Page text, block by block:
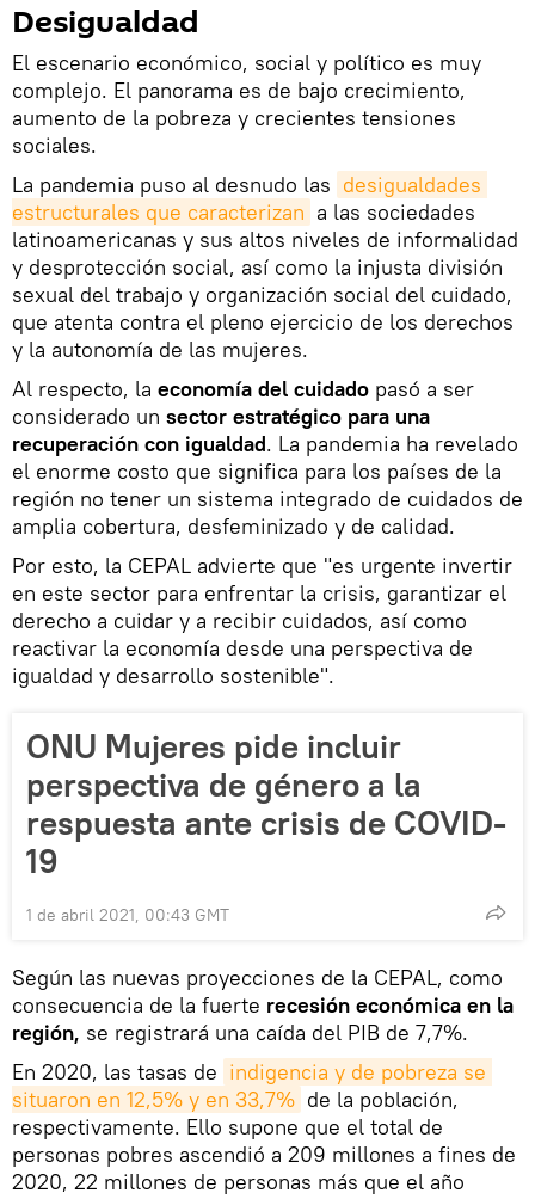
Desigualdad
El escenario económico, social y político es muy
complejo. El panorama es de bajo crecimiento,
aumento de la pobreza y crecientes tensiones
sociales.
La pandemia puso al desnudo las desigualdades
estructurales que caracterizan a las sociedades
latinoamericanas y sus altos niveles de informalidad
y desprotección social, así como la injusta división
sexual del trabajo y organización social del cuidado,
que atenta contra el pleno ejercicio de los derechos
y la autonomía de las mujeres.
Al respecto, la economía del cuidado pasó a ser
considerado un sector estratégico para una
recuperación con igualdad. La pandemia ha revelado
el enorme costo que significa para los países de la
región no tener un sistema integrado de cuidados de
amplia cobertura, desfeminizado y de calidad.
Por esto, la CEPAL advierte que "es urgente invertir
en este sector para enfrentar la crisis, garantizar el
derecho a cuidar y a recibir cuidados, así como
reactivar la economía desde una perspectiva de
igualdad y desarrollo sostenible".
ONU Mujeres pide incluir
perspectiva de género a la
respuesta ante crisis de COVID-
19
1 de abril 2021, 00:43 GMT
Según las nuevas proyecciones de la CEPAL, como
consecuencia de la fuerte recesión económica en la
región, se registrará una caída del PIB de 7,7%.
En 2020, las tasas de indigencia y de pobreza se
situaron en 12,5% y en 33,7% de la población,
respectivamente. Ello supone que el total de
personas pobres ascendió a 209 millones a fines de
2020, 22 millones de personas más que el año